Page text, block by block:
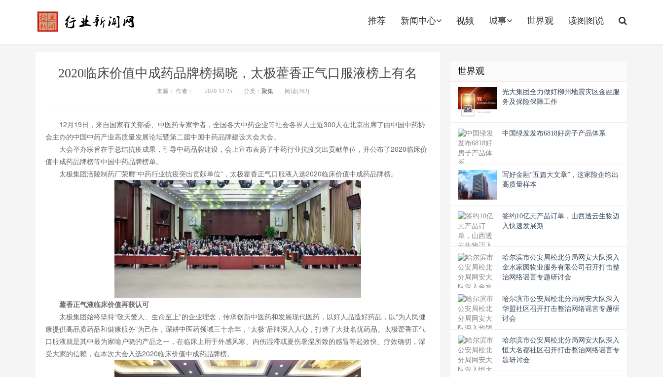
推荐 新闻中心 视频 城事 世界观 读图图说
2020临床价值中成药品牌榜揭晓，太极藿香正气口服液榜上有名
来源： 作者： 2020-12-25 分类： 聚集 阅读(262)
12月19日，来自国家有关部委、中医药专家学者，全国各大中药企业等社会各界人士近300人在北京出席了由中国中药协
会主办的中国中药产业高质量发展论坛暨第二届中国中药品牌建设大会大会。
大会举办宗旨在于总结抗疫成果，引导中药品牌建设，会上宣布表扬了中药行业抗疫突出贡献单位，并公布了2020临床价
值中成药品牌榜等中国中药品牌榜单。
太极集团涪陵制药厂荣膺“中药行业抗疫突出贡献单位”，太极藿香正气口服液入选2020临床价值中成药品牌榜。
藿香正气液临床价值再获认可
太极集团始终坚持“敬天爱人、生命至上”的企业理念，传承创新中医药和发展现代医药，以好人品造好药品，以“为人民健
康提供高品质药品和健康服务”为己任，深耕中医药领域三十余年，“太极”品牌深入人心，打造了大批名优药品。太极藿香正气
口服液就是其中最为家喻户晓的产品之一，在临床上用于外感风寒、内伤湿滞或夏伤暑湿所致的感冒等起效快、疗效确切，深
受大家的信赖，在本次大会入选2020临床价值中成药品牌榜。
世界观
光大集团全力做好柳州地震灾区金融服
务及保险保障工作
中国绿发发布6818好房子产品体系
写好金融“五篇大文章”，这家险企给出
高质量样本
签约10亿元产品订单，山西透云生物迈
入快速发展期
​哈尔滨市公安局松北分局网安大队深入
金水家园物业服务有限公司召开打击整
治网络谣言专题研讨会
​哈尔滨市公安局松北分局网安大队深入
华盟社区召开打击整治网络谣言专题研
讨会
​哈尔滨市公安局松北分局网安大队深入
恒大名都社区召开打击整治网络谣言专
题研讨会